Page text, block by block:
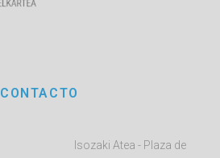
CONTACTO
Isozaki Atea - Plaza de